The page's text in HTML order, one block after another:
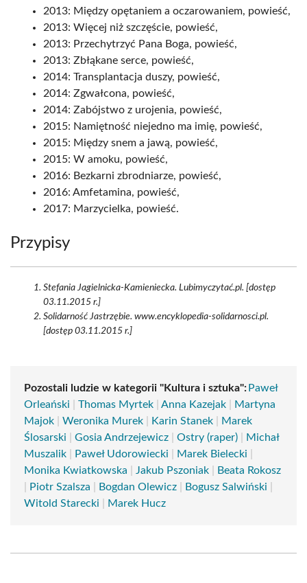
2013: Między opętaniem a oczarowaniem, powieść,
2013: Więcej niż szczęście, powieść,
2013: Przechytrzyć Pana Boga, powieść,
2013: Zbłąkane serce, powieść,
2014: Transplantacja duszy, powieść,
2014: Zgwałcona, powieść,
2014: Zabójstwo z urojenia, powieść,
2015: Namiętność niejedno ma imię, powieść,
2015: Między snem a jawą, powieść,
2015: W amoku, powieść,
2016: Bezkarni zbrodniarze, powieść,
2016: Amfetamina, powieść,
2017: Marzycielka, powieść.
Przypisy
Stefania Jagielnicka-Kamieniecka. Lubimyczytać.pl. [dostęp
03.11.2015 r.]
Solidarność Jastrzębie. www.encyklopedia-solidarnosci.pl.
[dostęp 03.11.2015 r.]
Pozostali ludzie w kategorii "Kultura i sztuka": Paweł
Orleański
Thomas Myrtek Anna Kazejak
Martyna
Majok
Weronika Murek Karin Stanek
Marek
Ślosarski
Gosia Andrzejewicz Ostry (raper)
Michał
Muszalik
Paweł Udorowiecki Marek Bielecki
Monika Kwiatkowska
Jakub Pszoniak
Beata Rokosz
Piotr Szalsza Bogdan Olewicz Bogusz Salwiński
Witold Starecki
Marek Hucz